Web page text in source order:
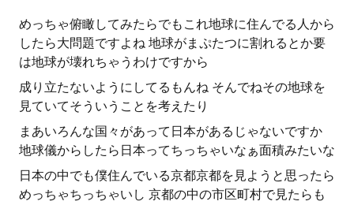
めっちゃ俯瞰してみたらでもこれ地球に住んでる人から
したら大問題ですよね 地球がまぷたつに割れるとか要
は地球が壊れちゃうわけですから
成り立たないようにしてるもんね そんでねその地球を
見ていてそういうことを考えたり
まあいろんな国々があって日本があるじゃないですか
地球儀からしたら日本ってちっちゃいなぁ面積みたいな
日本の中でも僕住んでいる京都京都を見ようと思ったら
めっちゃちっちゃいし 京都の中の市区町村で見たらも